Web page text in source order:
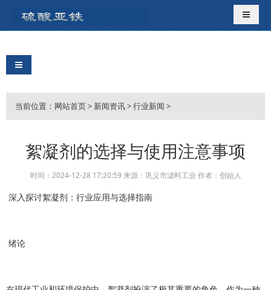
导航切
导航切换
当前位置： 网站首页> 新闻资讯>行业新闻 >
絮凝剂的选择与使用注意事项
时间：2024-12-28 17:20:59 来源：巩义市滤料工业 作者：创始人
深入探讨絮凝剂：行业应用与选择指南
绪论